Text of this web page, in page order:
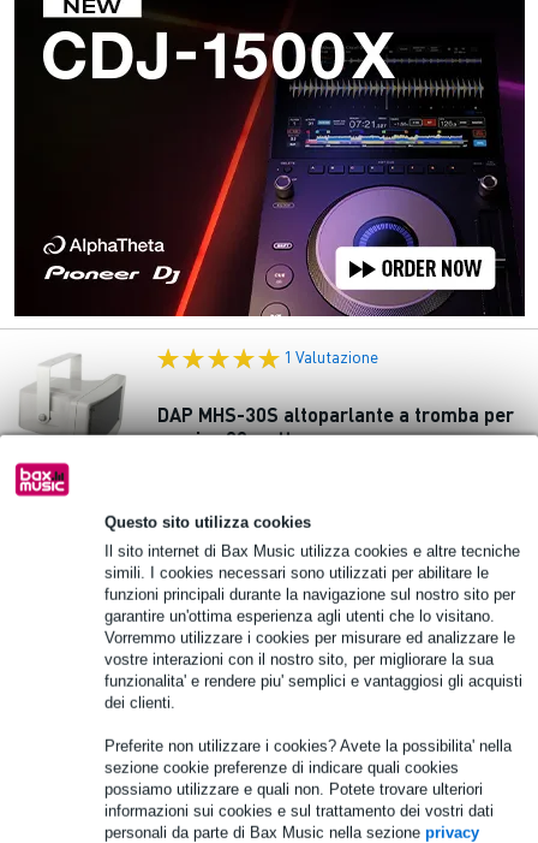
Questo sito utilizza cookies
Il sito internet di Bax Music utilizza cookies e altre tecniche
simili. I cookies necessari sono utilizzati per abilitare le
funzioni principali durante la navigazione sul nostro sito per
garantire un'ottima esperienza agli utenti che lo visitano.
Vorremmo utilizzare i cookies per misurare ed analizzare le
vostre interazioni con il nostro sito, per migliorare la sua
funzionalita' e rendere piu' semplici e vantaggiosi gli acquisti
dei clienti.
Preferite non utilizzare i cookies? Avete la possibilita' nella
sezione cookie preferenze di indicare quali cookies
possiamo utilizzare e quali non. Potete trovare ulteriori
informazioni sui cookies e sul trattamento dei vostri dati
personali da parte di Bax Music nella sezione privacy
1 Valutazione
DAP MHS-30S altoparlante a tromba per
musica 30 watt
In stock presso il fornitore
Aggiungi al carrello
DAP HS-15S altoparlante quadrato a
tromba 15 watt
Prezzo consigliato 68,00 € 44,00 €
In stock presso il fornitore